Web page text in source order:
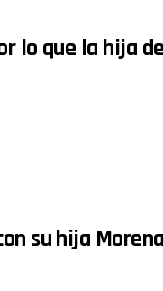
lo que la hija
su hija